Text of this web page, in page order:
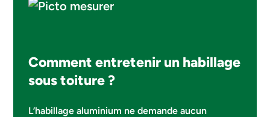
Comment entretenir un habillage
sous toiture ?
L’habillage aluminium ne demande aucun